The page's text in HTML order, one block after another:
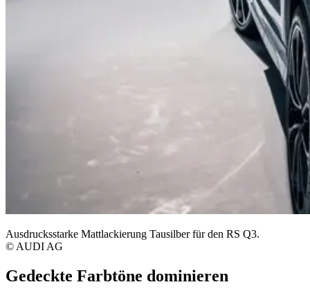
Ausdrucksstarke Mattlackierung Tausilber für den RS Q3.
© AUDI AG
Gedeckte Farbtöne dominieren